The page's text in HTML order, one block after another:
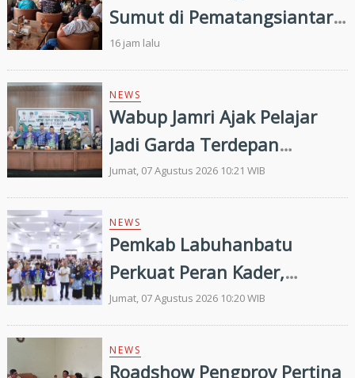
Sumut di Pematangsiantar,
Perkuat Pembinaan Atlet
Menuju Porprovsu 2026
16 jam lalu
NEWS
Wabup Jamri Ajak Pelajar
Jadi Garda Terdepan
Merawat Kerukunan di Era
Digital
Jumat, 07 Agustus 2026 10:21 WIB
NEWS
Pemkab Labuhanbatu
Perkuat Peran Kader,
Efektivitas Penurunan
Stunting Masih Menjadi
Tantangan Bersama
Jumat, 07 Agustus 2026 10:20 WIB
NEWS
Roadshow Pengprov Pertina